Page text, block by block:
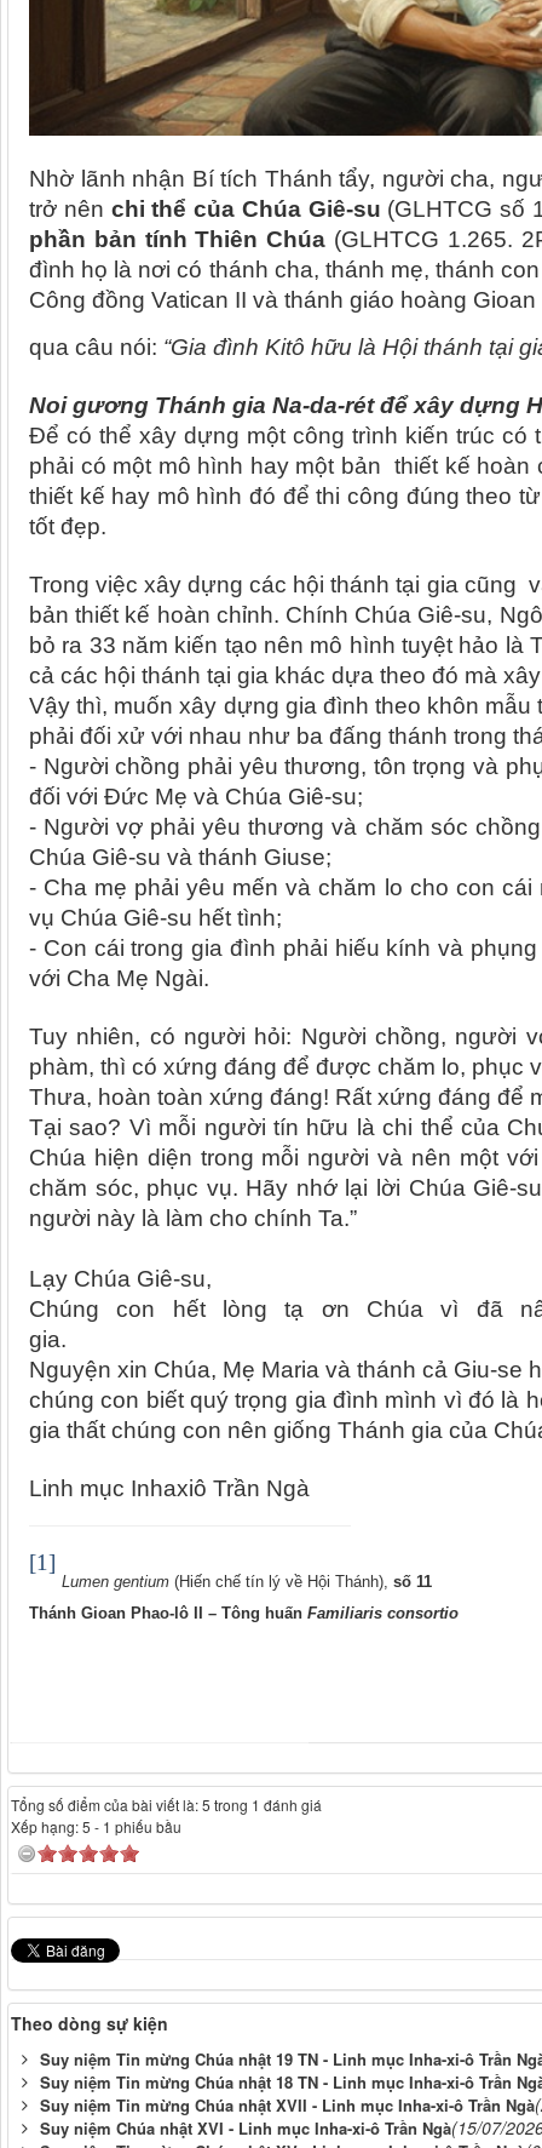
Nhờ lãnh nhận Bí tích Thánh tẩy, người cha,
trở nên chi thể của Chúa Giê-su (GLHTCG số
phần bản tính Thiên Chúa (GLHTCG 1.265.
đình họ là nơi có thánh cha, thánh mẹ, thánh
Công đồng Vatican II vàthánh giáo hoàng Gioan
qua câu nói: “Gia đình Kitô hữu là Hội thánh tại
Noi gương Thánh gia Na-da-rétđể xây dựng
Để có thể xây dựng một công trình kiến trúc
phải có một mô hình hay một bản thiết kế hoàn
thiết kế hay mô hình đó để thi công đúng theo
tốt đẹp.
Trong việc xây dựng các hội thánh tại gia cũng
bản thiết kế hoàn chỉnh. Chính Chúa Giê-su,
bỏ ra 33 năm kiến tạo nên mô hình tuyệt hảo là
cả các hội thánh tại gia khác dựa theo đó mà
Vậy thì, muốn xây dựng gia đình theo khôn
phải đối xử với nhau như ba đấng thánh trong
- Người chồng phải yêu thương, tôn trọng và
đối với Đức Mẹ và Chúa Giê-su;
- Người vợ phải yêu thương và chăm sóc
Chúa Giê-su và thánh Giuse;
- Cha mẹ phải yêu mến và chăm lo cho con
vụ Chúa Giê-su hết tình;
- Con cái trong gia đình phải hiếu kính và
với Cha Mẹ Ngài.
Tuy nhiên, có người hỏi: Người chồng, người
phàm, thì có xứng đáng để được chăm lo,
Thưa, hoàn toàn xứng đáng! Rất xứng đáng để
Tại sao? Vì mỗi người tín hữu là chi thể của
Chúa hiện diện trong mỗi người và nên một
chăm sóc, phục vụ. Hãy nhớ lại lời Chúa Giê-
người này là làm cho chính Ta.”
Lạy Chúa Giê-su,
Chúng con hết lòng tạ ơn Chúa vì đã
gia.
Nguyện xin Chúa, Mẹ Maria và thánh cả Giu-se
chúng con biết quý trọng gia đình mình vì đó là
gia thất chúng con nên giống Thánh gia của
Linh mục Inhaxiô Trần Ngà
[1]
Lumen gentium (Hiến chế tín lý về Hội Thánh), số 11
Thánh Gioan Phao-lô II – Tông huấn Familiaris consortio
Tổng số điểm của bài viết là: 5 trong 1 đánh giá
Xếp hạng:5 - 1 phiếu bầu
Theo dòng sự kiện
Suy niệm Tin mừng Chúa nhật 19 TN - Linh mục Inha-xi-ô Trần
Suy niệm Tin mừng Chúa nhật 18 TN - Linh mục Inha-xi-ô Trần
Suy niệm Tin mừng Chúa nhật XVII - Linh mục Inha-xi-ô Trần Ngà
Suy niệm Chúa nhật XVI - Linh mục Inha-xi-ô Trần Ngà(15/07/